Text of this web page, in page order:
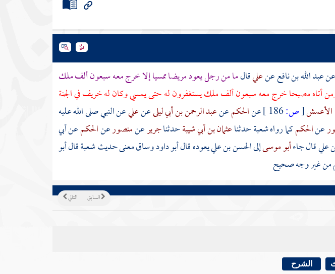
عنعبد الله بن نافععنعليقالما من رجل يعود مريضا ممسيا إلا خرج معه سبعون ألف ملك
أتاه مصبحا خرج معه سبعون ألف ملك يستغفرون له حتى يمسي وكان له خريف في الجنة
الأعمش[ص: عنالحكمعنعبد الرحمن بن أبي ليلىعنعليعن النبي صلى الله عليه
عنالحكمكما رواهشعبةحدثناعثمان بن أبي شيبةحدثناجريرعنمنصورعنالحكمعنأبي
عليقال جاءأبو موسىإلىالحسن بن علييعوده قال أبو داود وساق معنى حديثشعبةقال أبو
من غير وجه صحيح
التالي السابق
الشرح